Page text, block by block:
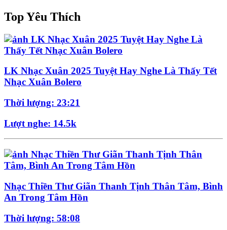
Top Yêu Thích
LK Nhạc Xuân 2025 Tuyệt Hay Nghe Là Thấy Tết
Nhạc Xuân Bolero
Thời lượng: 23:21
Lượt nghe: 14.5k
Nhạc Thiền Thư Giãn Thanh Tịnh Thân Tâm, Bình
An Trong Tâm Hồn
Thời lượng: 58:08